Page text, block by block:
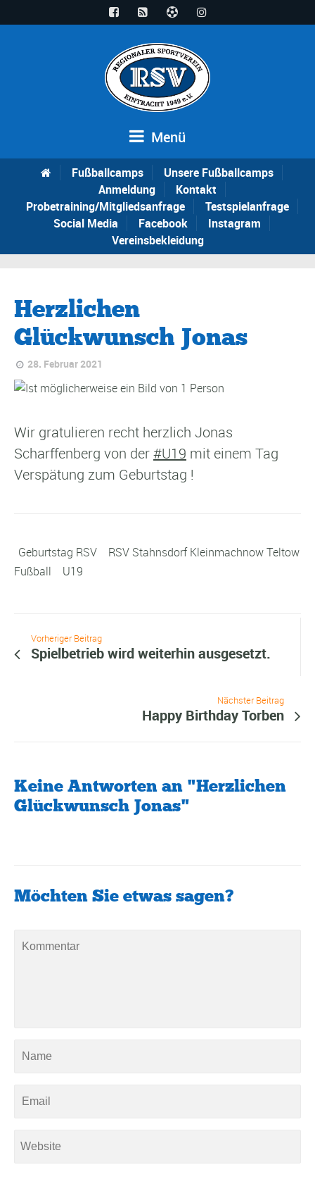
Menü
Fußballcamps
Unsere Fußballcamps
Anmeldung
Kontakt
Probetraining/Mitgliedsanfrage
Testspielanfrage
Social Media
Facebook
Instagram
Vereinsbekleidung
Herzlichen
Glückwunsch Jonas
28. Februar 2021
Wir gratulieren recht herzlich Jonas
Scharffenberg von der#U19 mit einem Tag
Verspätung zum Geburtstag !
Geburtstag RSV
RSV Stahnsdorf Kleinmachnow Teltow
Fußball
U19
Vorheriger Beitrag
Spielbetrieb wird weiterhin ausgesetzt.
Nächster Beitrag
Happy Birthday Torben
Keine Antworten an "Herzlichen
Glückwunsch Jonas"
Möchten Sie etwas sagen?